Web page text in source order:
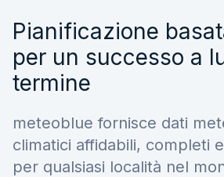
Pianificazione
per un successo a
termine
meteoblue fornisce dati
climatici affidabili, completi
per qualsiasi località nel